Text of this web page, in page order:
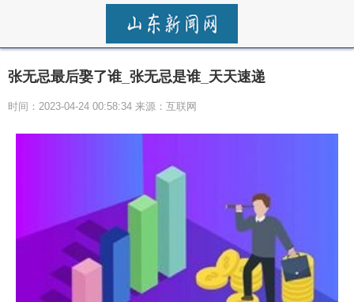
张无忌最后娶了谁_张无忌是谁_天天速递
时间：2023-04-24 00:58:34 来源：互联网